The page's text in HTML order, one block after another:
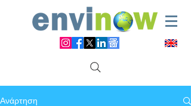
Ανάρτηση